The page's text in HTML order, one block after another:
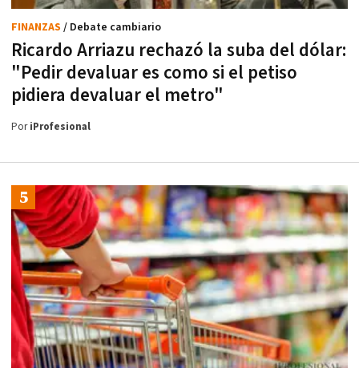
Ricardo Arriazu rechazó la suba del dólar:
"Pedir devaluar es como si el petiso
pidiera devaluar el metro"
FINANZAS / Debate cambiario
PoriProfesional